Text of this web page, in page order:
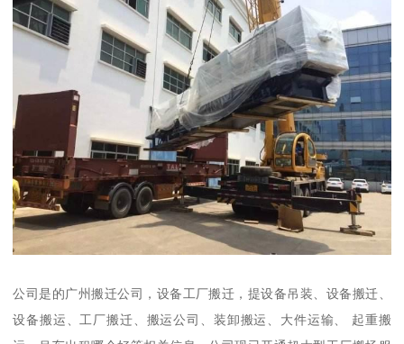
公司是的广州搬迁公司，设备工厂搬迁，提设备吊装、设备搬迁、
设备搬运、工厂搬迁、搬运公司、装卸搬运、大件运输、 起重搬